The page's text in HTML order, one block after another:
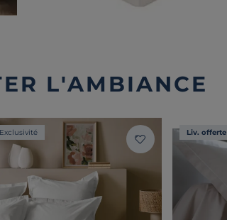
L'AMBIANCE
Exclusivité Liv. offerte